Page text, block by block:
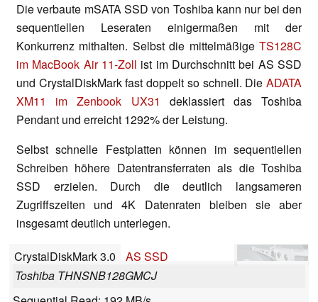
Die verbaute mSATA SSD von Toshiba kann nur bei den
sequentiellen Leseraten einigermaßen mit der
Konkurrenz mithalten. Selbst die mittelmäßige TS128C
im MacBook Air 11-Zoll ist im Durchschnitt bei AS SSD
und CrystalDiskMark fast doppelt so schnell. Die ADATA
XM11 im Zenbook UX31
deklassiert das Toshiba
Pendant und erreicht 1292% der Leistung.
Selbst schnelle Festplatten können im sequentiellen
Schreiben höhere Datentransferraten als die Toshiba
SSD erzielen. Durch die deutlich langsameren
Zugriffszeiten und 4K Datenraten bleiben sie aber
insgesamt deutlich unterlegen.
CrystalDiskMark 3.0
AS SSD
Toshiba THNSNB128GMCJ